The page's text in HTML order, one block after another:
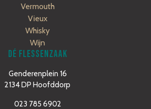
Vermouth
Vieux
Whisky
Wijn
DÉ FLESSENZAAK
Genderenplein 16
2134 DP Hoofddorp
023 785 6902